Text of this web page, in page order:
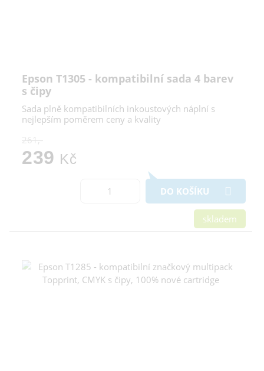
Epson T1305 - kompatibilní sada 4 barev
s čipy
Sada plně kompatibilních inkoustových náplní s
nejlepším poměrem ceny a kvality
261,-
239 Kč
DO KOŠÍKU
skladem